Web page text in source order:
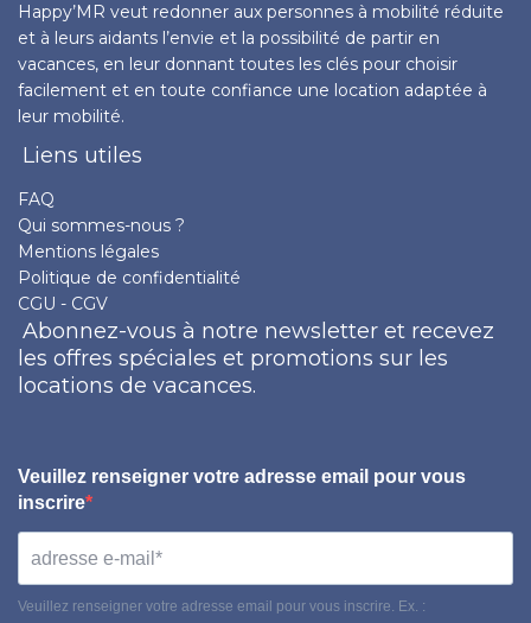
Happy’MR veut redonner aux personnes à mobilité réduite
et à leurs aidants l’envie et la possibilité de partir en
vacances, en leur donnant toutes les clés pour choisir
facilement et en toute confiance une location adaptée à
leur mobilité.
Liens utiles
FAQ
Qui sommes-nous ?
Mentions légales
Politique de confidentialité
CGU - CGV
Abonnez-vous à notre newsletter et recevez
les offres spéciales et promotions sur les
locations de vacances.
Veuillez renseigner votre adresse email pour vous
inscrire
Veuillez renseigner votre adresse email pour vous inscrire. Ex. :